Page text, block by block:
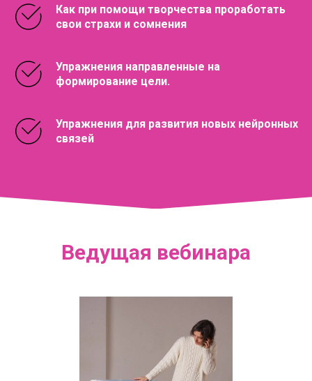
Как при помощи творчества проработать
свои страхи и сомнения
Упражнения направленные на
формирование цели.
Упражнения для развития новых нейронных
связей
Ведущая вебинара